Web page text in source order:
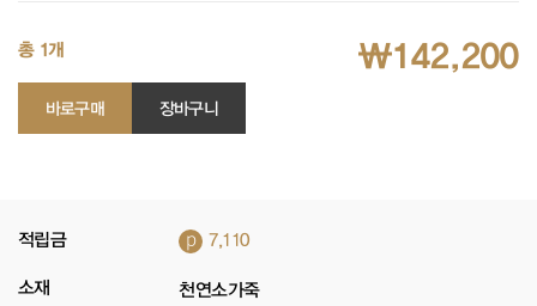
총 1개 ₩142,200
바로구매 장바구니
적립금 p 7,110
소재 천연소가죽